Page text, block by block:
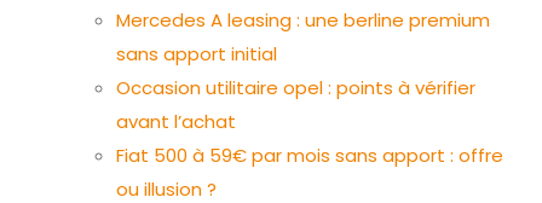
Mercedes A leasing : une berline premium
sans apport initial
Occasion utilitaire opel : points à vérifier
avant l’achat
Fiat 500 à 59€ par mois sans apport : offre
ou illusion ?